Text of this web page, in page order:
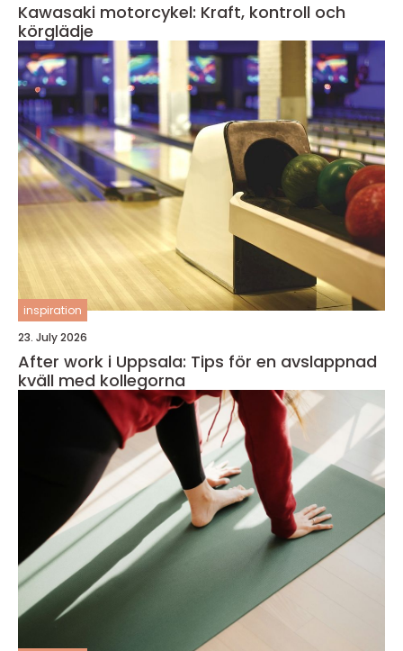
Kawasaki motorcykel: Kraft, kontroll och
körglädje
inspiration
23. July 2026
After work i Uppsala: Tips för en avslappnad
kväll med kollegorna